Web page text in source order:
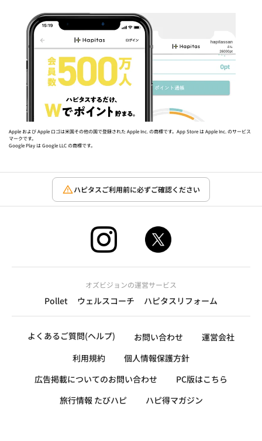
Apple および Apple ロゴは米国その他の国で登録された Apple Inc. の商標です。App Store は Apple Inc. のサービス
マークです。
Google Play は Google LLC の商標です。
ハピタスご利用前に必ずご確認ください
オズビジョンの運営サービス
Pollet ウェルスコーチ ハピタスリフォーム
よくあるご質問(ヘルプ) お問い合わせ
運営会社
利用規約
個人情報保護方針
広告掲載についてのお問い合わせ
PC版はこちら
旅行情報 たびハピ
ハピ得マガジン